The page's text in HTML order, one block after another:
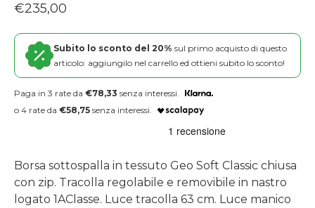
Prezzo regolare
€235,00
Subito lo sconto del 20% sul primo acquisto di questo
articolo: aggiungilo nel carrello ed ottieni subito lo sconto!
Paga in 3 rate da €78,33 senza interessi.
o 4 rate da €58,75 senza interessi.
Borsa sottospalla in tessuto Geo Soft Classic chiusa
con zip. Tracolla regolabile e removibile in nastro
logato 1AClasse. Luce tracolla 63 cm. Luce manico